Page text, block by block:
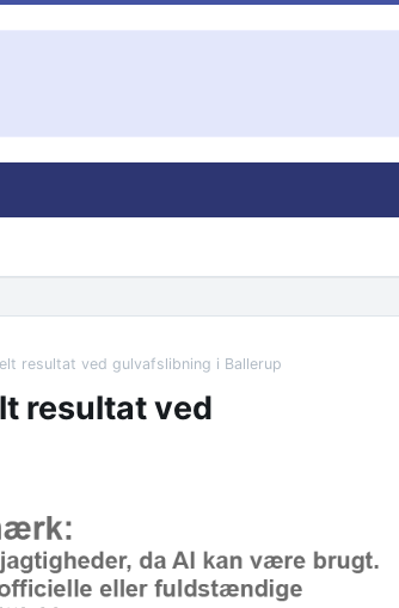
resultat ved gulvafslibning i Ballerup
resultat ved